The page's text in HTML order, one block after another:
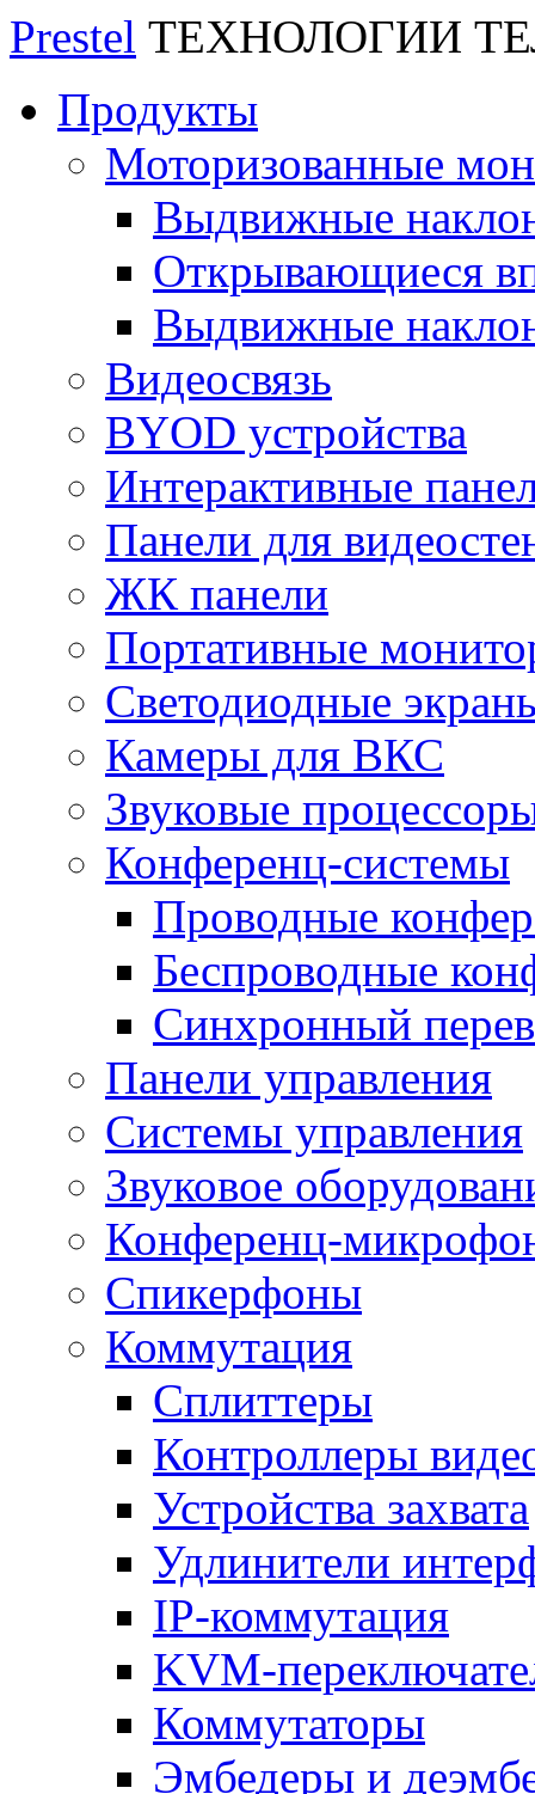
Prestel ТЕХНОЛОГИИ
Продукты
Моторизованные
Выдвижные
Открывающиеся
Выдвижные
Видеосвязь
BYOD устройства
Интерактивные
Панели для
ЖК панели
Портативные
Светодиодные
Камеры для ВКС
Звуковые
Конференц-системы
Проводные
Беспроводные
Синхронный
Панели управления
Системы управления
Звуковое
Конференц-
Спикерфоны
Коммутация
Сплиттеры
Контроллеры
Устройства захвата
Удлинители
IP-коммутация
KVM-
Коммутаторы
Эмбедеры и